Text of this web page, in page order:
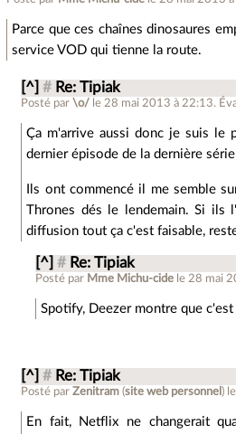
Parce que ces chaînes dinosaures
service VOD qui tienne la route.
[^] # Re: Tipiak
Posté par \o/ le 28 mai 2013 à 22:13.
Ça m'arrive aussi donc je suis le
dernier épisode de la dernière
Ils ont commencé il me semble
Thrones dés le lendemain. Si ils
diffusion tout ça c'est faisable,
[^] # Re: Tipiak
Posté par Mme Michu-cide le 28 mai
Spotify, Deezer montre que
[^] # Re: Tipiak
Posté parZenitram (site web personnel )
En fait, Netflix ne changerait